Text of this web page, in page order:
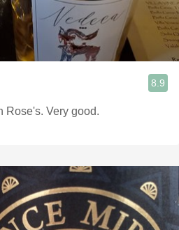
8.9
One of our few Romanian Rose's. Very good.